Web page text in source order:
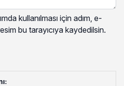
kullanılması için adım, e-
bu tarayıcıya kaydedilsin.